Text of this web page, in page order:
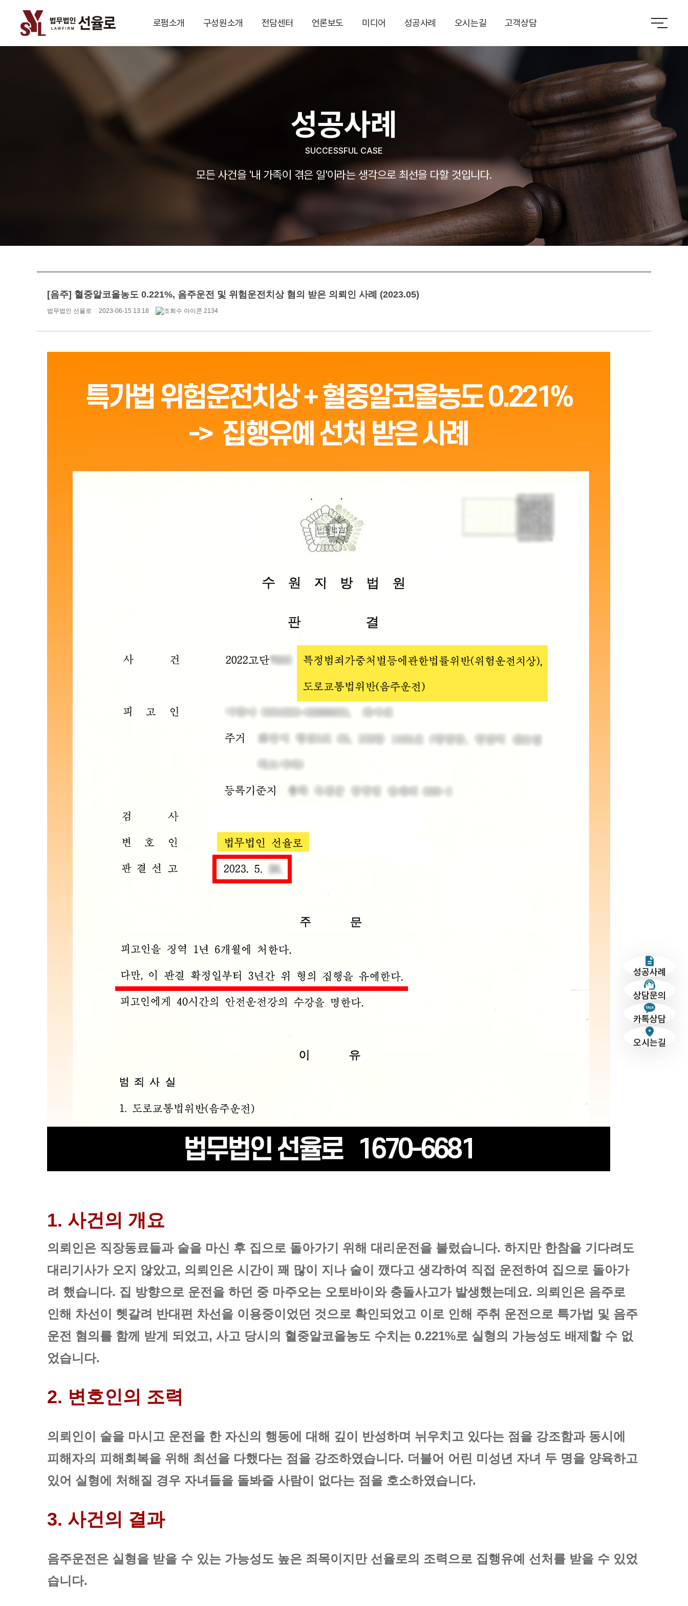
로펌소개 구성원소개 전담센터 언론보도 미디어 성공사례 오시는길 고객상담
성공사례
상담문의
카톡상담
오시는길
성공사례
SUCCESSFUL CASE
모든 사건을 '내 가족이 겪은 일'이라는 생각으로 최선을 다할 것입니다.
[음주] 혈중알코올농도 0.221%, 음주운전 및 위험운전치상 혐의 받은 의뢰인 사례 (2023.05)
법무법인 선율로 2023-06-15 13:18 2134
1. 사건의 개요
의뢰인은 직장동료들과 술을 마신 후 집으로 돌아가기 위해 대리운전을 불렀습니다. 하지만 한참을 기다려도
대리기사가 오지 않았고, 의뢰인은 시간이 꽤 많이 지나 술이 깼다고 생각하여 직접 운전하여 집으로 돌아가
려 했습니다. 집 방향으로 운전을 하던 중 마주오는 오토바이와 충돌사고가 발생했는데요. 의뢰인은 음주로
인해 차선이 헷갈려 반대편 차선을 이용중이었던 것으로 확인되었고 이로 인해 주취 운전으로 특가법 및 음주
운전 혐의를 함께 받게 되었고, 사고 당시의 혈중알코올농도 수치는 0.221%로 실형의 가능성도 배제할 수 없
었습니다.
2. 변호인의 조력
의뢰인이 술을 마시고 운전을 한 자신의 행동에 대해 깊이 반성하며 뉘우치고 있다는 점을 강조함과 동시에
피해자의 피해회복을 위해 최선을 다했다는 점을 강조하였습니다. 더불어 어린 미성년 자녀 두 명을 양육하고
있어 실형에 처해질 경우 자녀들을 돌봐줄 사람이 없다는 점을 호소하였습니다.
3. 사건의 결과
음주운전은 실형을 받을 수 있는 가능성도 높은 죄목이지만 선율로의 조력으로 집행유예 선처를 받을 수 있었
습니다.